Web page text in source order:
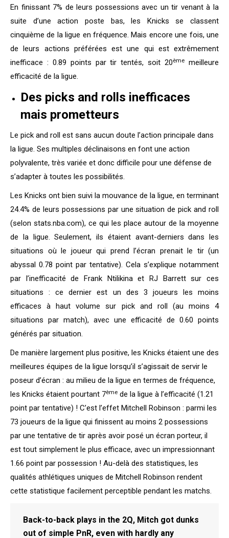
En finissant 7% de leurs possessions avec un tir venant à la
suite d’une action poste bas, les Knicks se classent
cinquième de la ligue en fréquence. Mais encore une fois, une
de leurs actions préférées est une qui est extrêmement
inefficace : 0.89 points par tir tentés, soit 20ème
meilleure
efficacité de la ligue.
Des picks and rolls inefficaces
mais prometteurs
Le pick and roll est sans aucun doute l’action principale dans
la ligue. Ses multiples déclinaisons en font une action
polyvalente, très variée et donc difficile pour une défense de
s’adapter à toutes les possibilités.
Les Knicks ont bien suivi la mouvance de la ligue, en terminant
24.4% de leurs possessions par une situation de pick and roll
(selon stats.nba.com), ce qui les place autour de la moyenne
de la ligue. Seulement, ils étaient avant-derniers dans les
situations où le joueur qui prend l’écran prenait le tir (un
abyssal 0.78 point par tentative). Cela s’explique notamment
par l’inefficacité de Frank Ntilikina et RJ Barrett sur ces
situations : ce dernier est un des 3 joueurs les moins
efficaces à haut volume sur pick and roll (au moins 4
situations par match), avec une efficacité de 0.60 points
générés par situation.
De manière largement plus positive, les Knicks étaient une des
meilleures équipes de la ligue lorsqu’il s’agissait de servir le
poseur d’écran : au milieu de la ligue en termes de fréquence,
les Knicks étaient pourtant 7ème de la ligue à l’efficacité (1.21
point par tentative) ! C’est l’effet Mitchell Robinson : parmi les
73 joueurs de la ligue qui finissent au moins 2 possessions
par une tentative de tir après avoir posé un écran porteur, il
est tout simplement le plus efficace, avec un impressionnant
1.66 point par possession ! Au-delà des statistiques, les
qualités athlétiques uniques de Mitchell Robinson rendent
cette statistique facilement perceptible pendant les matchs.
Back-to-back plays in the 2Q, Mitch got dunks
out of simple PnR, even with hardly any